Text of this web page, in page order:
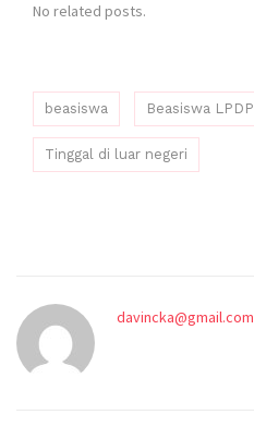
No related posts.
beasiswa Beasiswa LPDP
Tinggal di luar negeri
davincka@gmail.com